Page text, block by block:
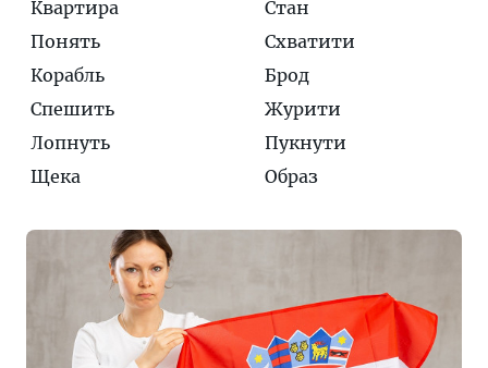
Квартира
Стан
Понять
Схватити
Корабль
Брод
Спешить
Журити
Лопнуть
Пукнути
Щека
Образ